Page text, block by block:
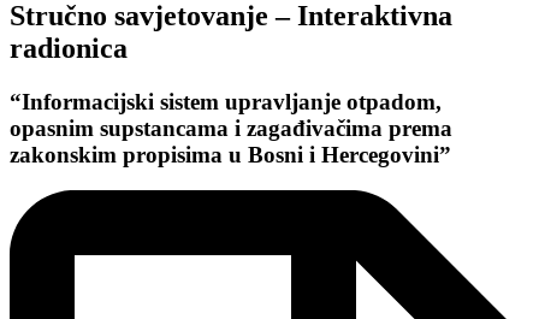
Stručno savjetovanje – Interaktivna
radionica
“Informacijski sistem upravljanje otpadom,
opasnim supstancama i zagađivačima prema
zakonskim propisima u Bosni i Hercegovini”